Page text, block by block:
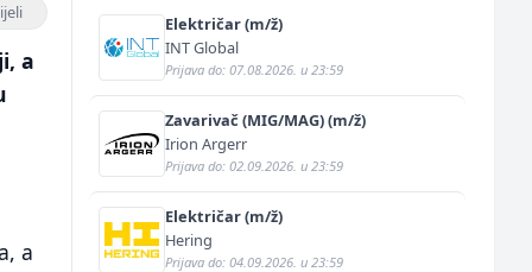
a
a
Električar (m/ž)
INT Global
Prijava do: 07.08.2026. u 23:59
Zavarivač (MIG/MAG) (m/ž)
Irion Argerr
Prijava do: 02.09.2026. u 23:59
Električar (m/ž)
Hering
Prijava do: 04.09.2026. u 23:59